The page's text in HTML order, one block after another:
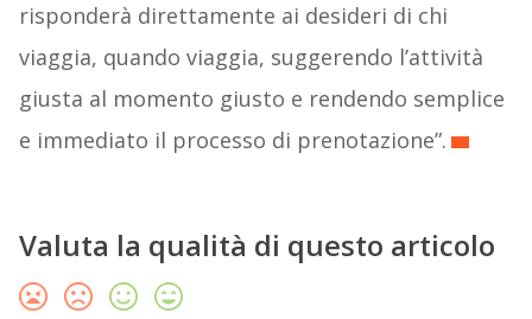
risponderà direttamente ai desideri di chi
viaggia, quando viaggia, suggerendo l’attività
giusta al momento giusto e rendendo semplice
e immediato il processo di prenotazione”.
Valuta la qualità di questo articolo